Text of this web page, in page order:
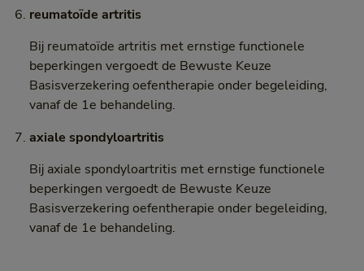
reumatoïde artritis
Bij reumatoïde artritis met ernstige functionele
beperkingen vergoedt de Bewuste Keuze
Basisverzekering oefentherapie onder begeleiding,
vanaf de 1e behandeling.
axiale spondyloartritis
Bij axiale spondyloartritis met ernstige functionele
beperkingen vergoedt de Bewuste Keuze
Basisverzekering oefentherapie onder begeleiding,
vanaf de 1e behandeling.